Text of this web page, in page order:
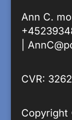
Ann C.
CVR:
Copyright